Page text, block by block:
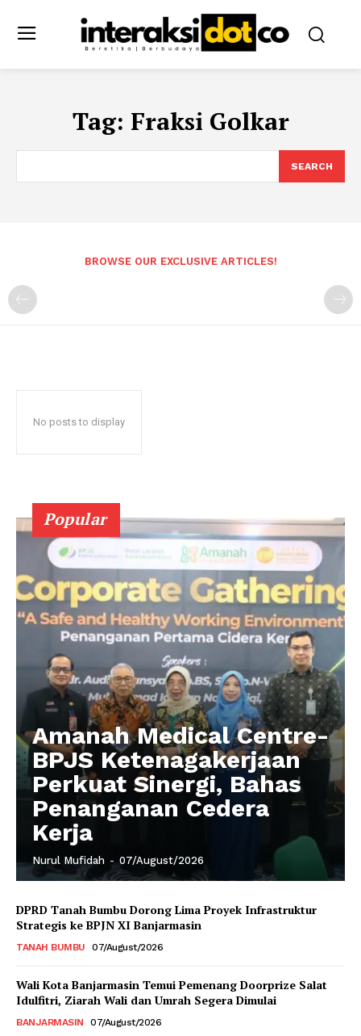
Tag: Fraksi Golkar
SEARCH
BROWSE OUR EXCLUSIVE ARTICLES!
No posts to display
Popular
Amanah Medical Centre-
BPJS Ketenagakerjaan
Perkuat Sinergi, Bahas
Penanganan Cedera
Kerja
Nurul Mufidah - 07/August/2026
DPRD Tanah Bumbu Dorong Lima Proyek Infrastruktur
Strategis ke BPJN XI Banjarmasin
TANAH BUMBU 07/August/2026
Wali Kota Banjarmasin Temui Pemenang Doorprize Salat
Idulfitri, Ziarah Wali dan Umrah Segera Dimulai
BANJARMASIN 07/August/2026